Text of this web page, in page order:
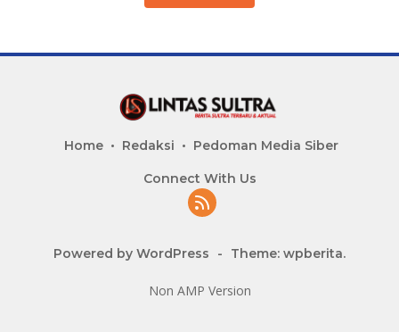
Home Redaksi Pedoman Media Siber
Connect With Us
Powered by WordPress - Theme: wpberita.
Non AMP Version